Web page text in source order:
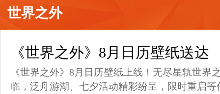
世界之外
《世界之外》8月日历壁纸送达
《世界之外》8月日历壁纸上线！无尽星轨世界
临，泛舟游湖、七夕活动精彩纷呈，限时重启